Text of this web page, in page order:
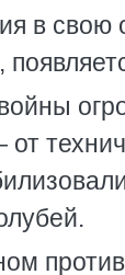
в свою
от